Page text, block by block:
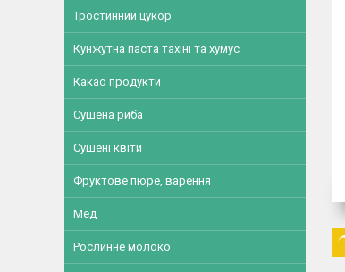
Тростинний цукор
Кунжутна паста тахіні та хумус
Какао продукти
Сушена риба
Сушені квіти
Фруктове пюре, варення
Мед
Рослинне молоко